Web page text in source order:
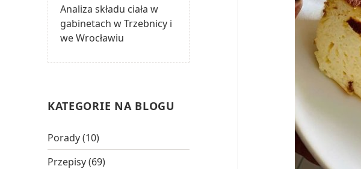
Analiza składu ciała w
gabinetach w Trzebnicy i
we Wrocławiu
KATEGORIE NA BLOGU
Porady(10)
Przepisy(69)